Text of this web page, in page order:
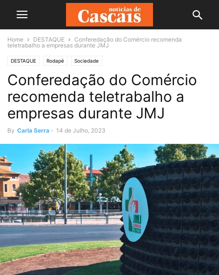
Home DESTAQUE
Conferedação do Comércio recomenda
teletrabalho a empresas durante JMJ
DESTAQUE Rodapé Sociedade
Conferedação do Comércio
recomenda teletrabalho a
empresas durante JMJ
By Carla Serra - 14 de Julho, 2023